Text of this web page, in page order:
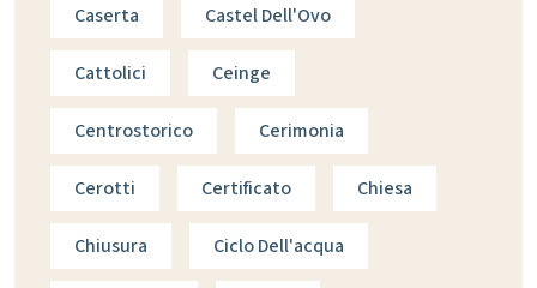
Caserta Castel Dell'Ovo
Cattolici Ceinge
Centrostorico Cerimonia
Cerotti Certificato Chiesa
Chiusura Ciclo Dell'acqua